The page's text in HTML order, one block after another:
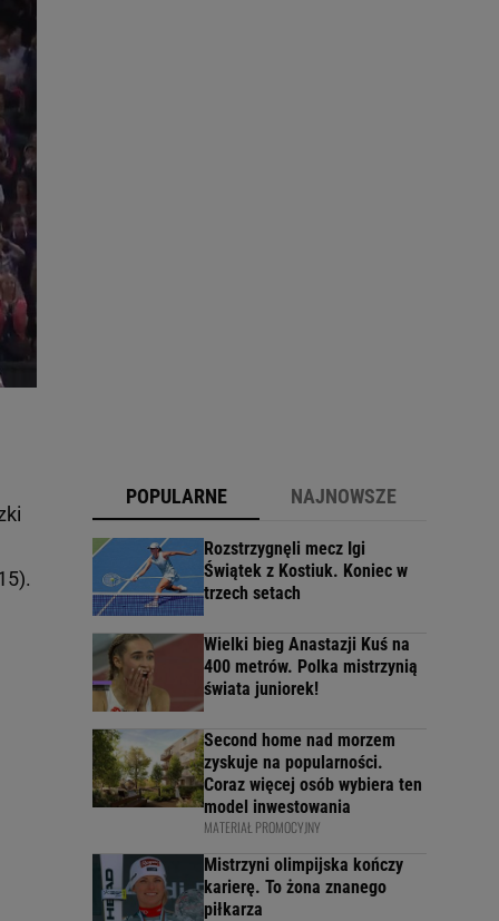
POPULARNE NAJNOWSZE
Rozstrzygnęli mecz Igi
Świątek z Kostiuk. Koniec w
trzech setach
Wielki bieg Anastazji Kuś na
400 metrów. Polka mistrzynią
świata juniorek!
Second home nad morzem
zyskuje na popularności.
Coraz więcej osób wybiera ten
model inwestowania
MATERIAŁ PROMOCYJNY
Mistrzyni olimpijska kończy
karierę. To żona znanego
piłkarza